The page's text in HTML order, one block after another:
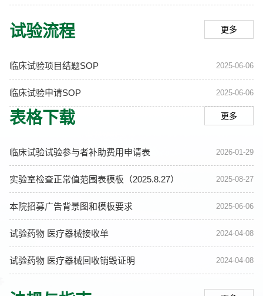
试验流程 更多
2025-06-06
临床试验项目结题SOP
2025-06-06
临床试验申请SOP
表格下载 更多
2026-01-29
临床试验试验参与者补助费用申请表
2025-08-27
实验室检查正常值范围表模板（2025.8.27）
2025-06-06
本院招募广告背景图和模板要求
2024-04-08
试验药物 医疗器械接收单
2024-04-08
试验药物 医疗器械回收销毁证明